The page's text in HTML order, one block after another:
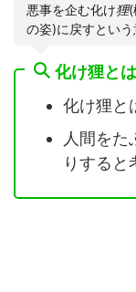
悪事を企む化け狸(
の姿)に戻すとい
化け狸とは
化け狸と
人間をた
りすると